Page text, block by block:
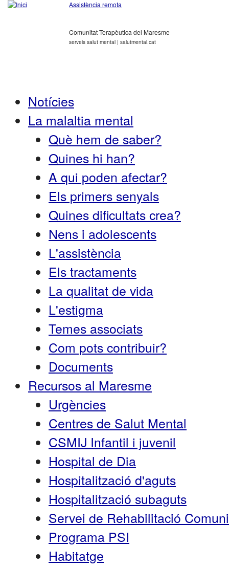
Assistència remota
Comunitat Terapèutica del Maresme
serveis salut mental | salutmental.cat
Notícies
La malaltia mental
Què hem de saber?
Quines hi han?
A qui poden afectar?
Els primers senyals
Quines dificultats crea?
Nens i adolescents
L'assistència
Els tractaments
La qualitat de vida
L'estigma
Temes associats
Com pots contribuir?
Documents
Recursos al Maresme
Urgències
Centres de Salut Mental
CSMIJ Infantil i juvenil
Hospital de Dia
Hospitalització d'aguts
Hospitalització subaguts
Servei de Rehabilitació
Programa PSI
Habitatge